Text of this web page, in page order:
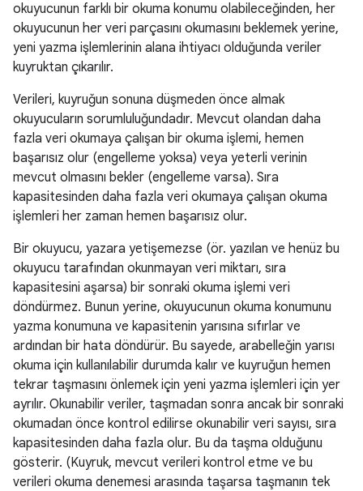
okuyucunun farklı bir okuma konumu olabileceğinden, her
okuyucunun her veri parçasını okumasını beklemek yerine,
yeni yazma işlemlerinin alana ihtiyacı olduğunda veriler
kuyruktan çıkarılır.
Verileri, kuyruğun sonuna düşmeden önce almak
okuyucuların sorumluluğundadır. Mevcut olandan daha
fazla veri okumaya çalışan bir okuma işlemi, hemen
başarısız olur (engelleme yoksa) veya yeterli verinin
mevcut olmasını bekler (engelleme varsa). Sıra
kapasitesinden daha fazla veri okumaya çalışan okuma
işlemleri her zaman hemen başarısız olur.
Bir okuyucu, yazara yetişemezse (ör. yazılan ve henüz bu
okuyucu tarafından okunmayan veri miktarı, sıra
kapasitesini aşarsa) bir sonraki okuma işlemi veri
döndürmez. Bunun yerine, okuyucunun okuma konumunu
yazma konumuna ve kapasitenin yarısına sıfırlar ve
ardından bir hata döndürür. Bu sayede, arabelleğin yarısı
okuma için kullanılabilir durumda kalır ve kuyruğun hemen
tekrar taşmasını önlemek için yeni yazma işlemleri için yer
ayrılır. Okunabilir veriler, taşmadan sonra ancak bir sonraki
okumadan önce kontrol edilirse okunabilir veri sayısı, sıra
kapasitesinden daha fazla olur. Bu da taşma olduğunu
gösterir. (Kuyruk, mevcut verileri kontrol etme ve bu
verileri okuma denemesi arasında taşarsa taşmanın tek